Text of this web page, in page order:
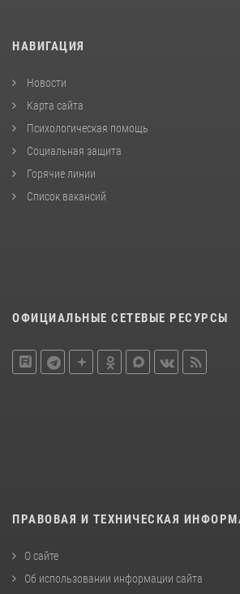
НАВИГАЦИЯ
Новости
Карта сайта
Психологическая помощь
Социальная защита
Горячие линии
Список вакансий
ОФИЦИАЛЬНЫЕ СЕТЕВЫЕ РЕСУРСЫ
ПРАВОВАЯ И ТЕХНИЧЕСКАЯ
О сайте
Об использовании информации сайта